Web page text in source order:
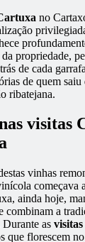
no
propriedade,
de cada
de quem
ribatejana.
visitas
vinhas
começava
ainda hoje,
combinam a
as
que florescem